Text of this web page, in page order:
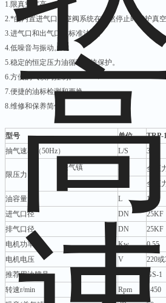
1.限真空度高。
2.*的内置进气口止逆阀系统在突然停止时保护真
3.进气口和出气口为标准法兰。
4.低噪音与振动。
5.稳定的恒定压力油循环系统保护。
6.方便的气镇阀控制。
7.便捷的油标检测和更换。
8.维修和保养简便。
型号 单位 TRP-
抽气速率（50Hz）
L/S 3
限压力
关气镇 Pa 全压
全压
油容量
L 1.1
进气口径
DN 25KF
排气口径
DN 25KF
电机功率
Kw 0.55
电机电压
V 220或
推荐用油牌号
GS-1
转速r/min
Rpm
1450